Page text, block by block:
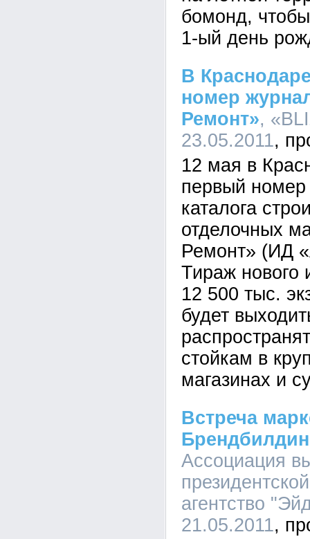
бомонд,
1-ый день
В
номер
Ремонт»,
23.05.2011
12 мая в
первый номер
каталога
отделочных
Ремонт» (ИД
Тираж нового
12 500 тыс.
будет
стойкам в
магазинах и
Встреча
Ассоциация
агентство
21.05.2011